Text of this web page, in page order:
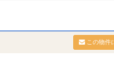
この物件